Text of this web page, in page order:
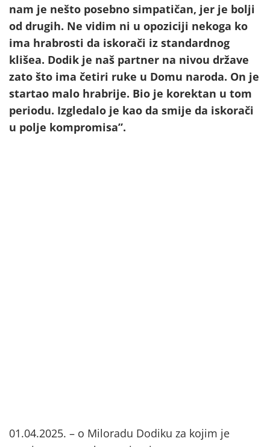
nam je nešto posebno simpatičan, jer je bolji
od drugih. Ne vidim ni u opoziciji nekoga ko
ima hrabrosti da iskorači iz standardnog
klišea. Dodik je naš partner na nivou države
zato što ima četiri ruke u Domu naroda. On je
startao malo hrabrije. Bio je korektan u tom
periodu. Izgledalo je kao da smije da iskorači
u polje kompromisa”.
01.04.2025. – o Miloradu Dodiku za kojim je